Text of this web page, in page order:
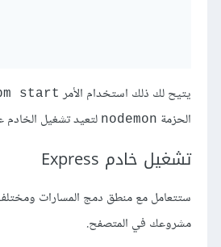
يتيح لك ذلك استخدام الأمر start
الحزمة nodemon لتعيد تشغيل الخادم
تشغيل خادم Express
مشروعك في المتصفح.